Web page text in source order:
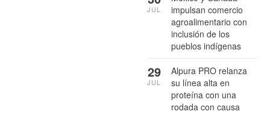
impulsan comercio
agroalimentario con
inclusión de los
pueblos indígenas
JUL
Alpura PRO relanza
su línea alta en
proteína con una
rodada con causa
29
JUL